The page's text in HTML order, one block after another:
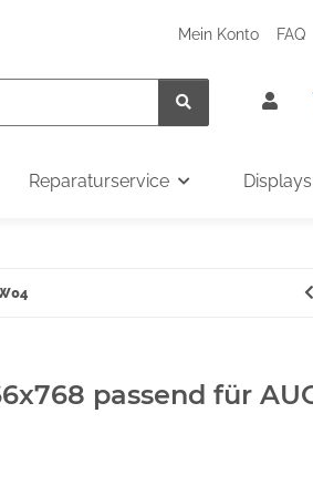
Mein Konto FAQ
Reparaturservice
passend für